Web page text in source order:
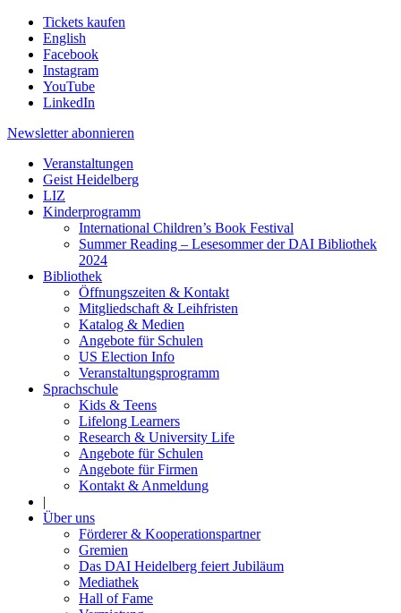
Tickets kaufen
English
Facebook
Instagram
YouTube
LinkedIn
Newsletter abonnieren
Veranstaltungen
Geist Heidelberg
LIZ
Kinderprogramm
International Children’s Book Festival
Summer Reading – Lesesommer der DAI Bibliothek
2024
Bibliothek
Öffnungszeiten & Kontakt
Mitgliedschaft & Leihfristen
Katalog & Medien
Angebote für Schulen
US Election Info
Veranstaltungsprogramm
Sprachschule
Kids & Teens
Lifelong Learners
Research & University Life
Angebote für Schulen
Angebote für Firmen
Kontakt & Anmeldung
|
Über uns
Förderer & Kooperationspartner
Gremien
Das DAI Heidelberg feiert Jubiläum
Mediathek
Hall of Fame